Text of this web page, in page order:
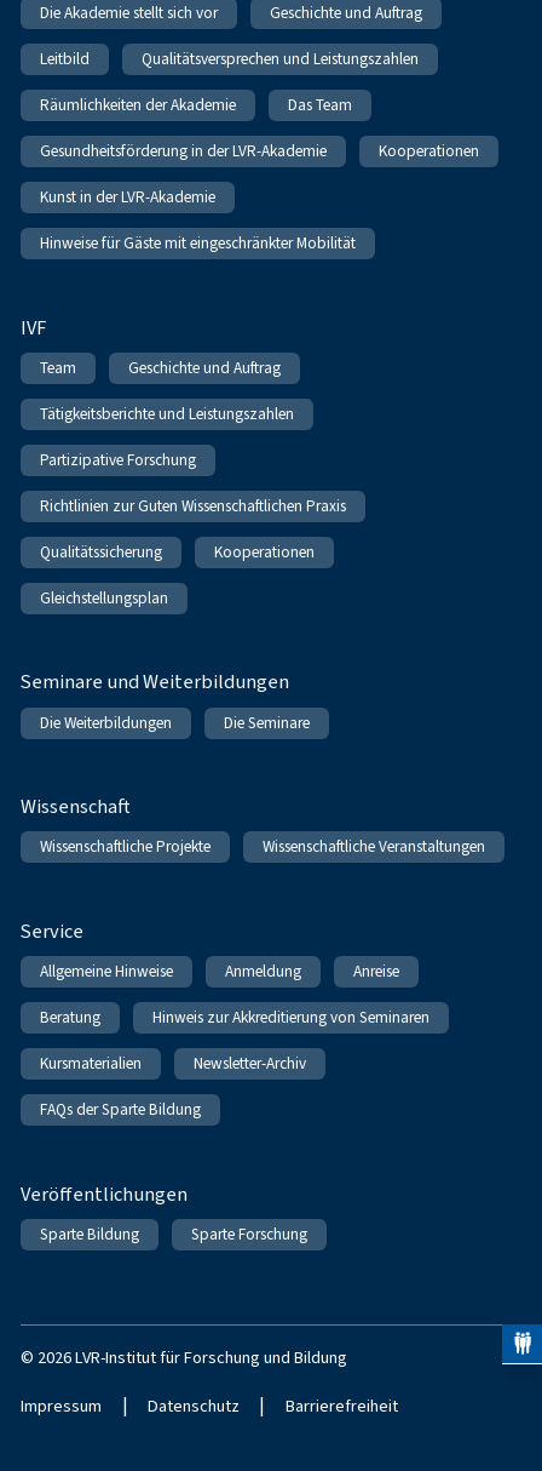
Die Akademie stellt sich vor Geschichte und Auftrag
Leitbild Qualitätsversprechen und Leistungszahlen
Räumlichkeiten der Akademie Das Team
Gesundheitsförderung in der LVR-Akademie Kooperationen
Kunst in der LVR-Akademie
Hinweise für Gäste mit eingeschränkter Mobilität
IVF
Team Geschichte und Auftrag
Tätigkeitsberichte und Leistungszahlen
Partizipative Forschung
Richtlinien zur Guten Wissenschaftlichen Praxis
Qualitätssicherung Kooperationen
Gleichstellungsplan
Seminare und Weiterbildungen
Die Weiterbildungen Die Seminare
Wissenschaft
Wissenschaftliche Projekte Wissenschaftliche Veranstaltungen
Service
Allgemeine Hinweise Anmeldung Anreise
Beratung Hinweis zur Akkreditierung von Seminaren
Kursmaterialien Newsletter-Archiv
FAQs der Sparte Bildung
Veröffentlichungen
Sparte Bildung Sparte Forschung
© 2026 LVR-Institut für Forschung und Bildung
Impressum | Datenschutz | Barrierefreiheit